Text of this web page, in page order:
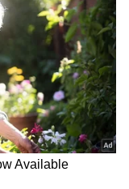
HC: ಆರೋಪ
ಎಸ್‌ಐ ಮೇಲೆ,
ಸಹೋದರನನ್ನ:
ಹೈಕೋರ್ಟ್ ತರಾಟೆ!